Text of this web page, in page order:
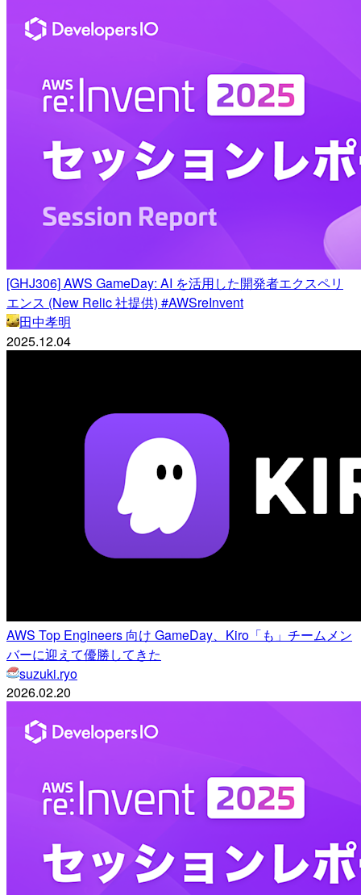
[GHJ306] AWS GameDay: AI を活用した開発者エクスペリ
エンス (New Relic 社提供) #AWSreInvent
田中孝明
2025.12.04
AWS Top Engineers 向け GameDay、Kiro「も」チームメン
バーに迎えて優勝してきた
suzuki.ryo
2026.02.20